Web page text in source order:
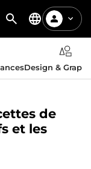
Design &
de
et les